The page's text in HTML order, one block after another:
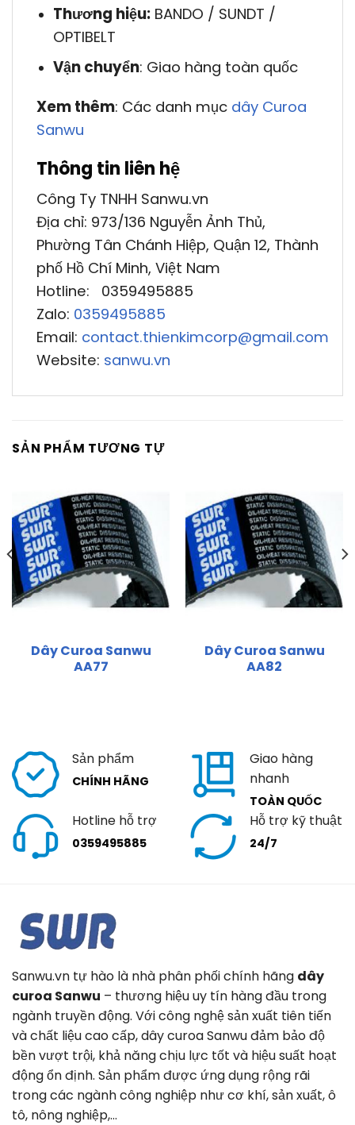
Thương hiệu:BANDO / SUNDT /
OPTIBELT
Vận chuyển: Giao hàng toàn quốc
Xem thêm: Các danh mục dây Curoa
Sanwu
Thông tin liên hệ
Công Ty TNHH Sanwu.vn
Địa chỉ: 973/136 Nguyễn Ảnh Thủ,
Phường Tân Chánh Hiệp, Quận 12, Thành
phố Hồ Chí Minh, Việt Nam
Hotline: 0359495885
Zalo: 0359495885
Email: contact.thienkimcorp@gmail.com
Website: sanwu.vn
SẢN PHẨM TƯƠNG TỰ
Dây Curoa Sanwu
AA77
Dây Curoa Sanwu
AA82
Sản phẩm
CHÍNH HÃNG
Giao hàng
nhanh
TOÀN QUỐC
Hotline hỗ trợ
0359495885
Hỗ trợ kỹ thuật
24/7
Sanwu.vn tự hào là nhà phân phối chính hãng dây
curoa Sanwu – thương hiệu uy tín hàng đầu trong
ngành truyền động. Với công nghệ sản xuất tiên tiến
và chất liệu cao cấp, dây curoa Sanwu đảm bảo độ
bền vượt trội, khả năng chịu lực tốt và hiệu suất hoạt
động ổn định. Sản phẩm được ứng dụng rộng rãi
trong các ngành công nghiệp như cơ khí, sản xuất, ô
tô, nông nghiệp,…